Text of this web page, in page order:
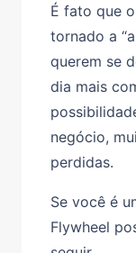
É fato que
tornado a
querem se
dia mais
negócio,
perdidas.
Se você é
Flywheel